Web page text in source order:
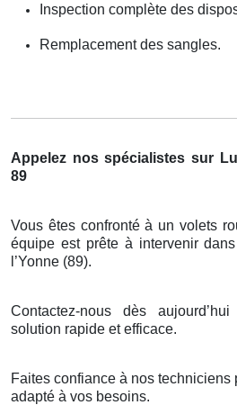
Inspection complète des
Remplacement des sangles.
Appelez nos spécialistes sur
89
Vous êtes confronté à un volets
équipe est prête à intervenir
’Yonne (89).
Contactez-nous dès
solution rapide et efficace.
Faites confiance à nos
adapté à vos besoins.